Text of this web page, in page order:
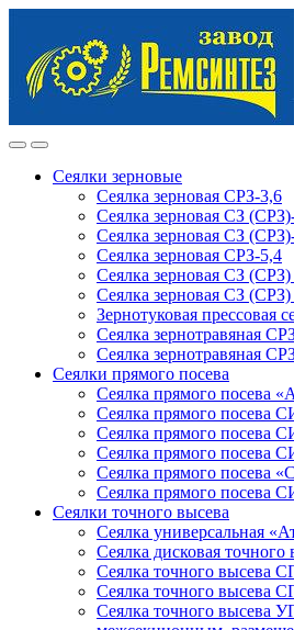
navigation
content
Сеялки зерновые
Сеялка зерновая СРЗ-3,6
Сеялка зерновая СЗ
Сеялка зерновая СЗ
Сеялка зерновая СРЗ-5,4
Сеялка зерновая СЗ (СРЗ)
Сеялка зерновая СЗ (СРЗ)
Зернотуковая прессовая
Сеялка зернотравяная
Сеялка зернотравяная
Сеялки прямого посева
Сеялка прямого посева
Сеялка прямого посева
Сеялка прямого посева
Сеялка прямого посева
Сеялка прямого посева
Сеялка прямого посева
Сеялки точного высева
Сеялка универсальная
Сеялка дисковая точного
Сеялка точного высева
Сеялка точного высева
Сеялка точного высева